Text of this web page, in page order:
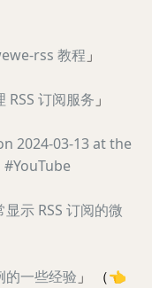
rss 教程」
RSS 订阅服务」
2024-03-13 at the
#YouTube
示 RSS 订阅的微
的一些经验」 （👈